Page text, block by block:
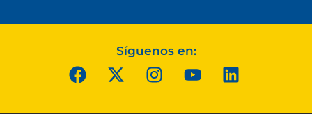
Síguenos en: